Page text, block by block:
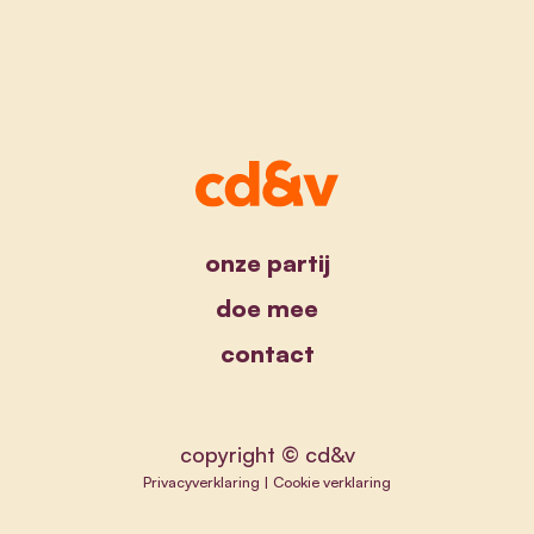
onze partij
doe mee
contact
copyright © cd&v
Privacyverklaring | Cookie verklaring